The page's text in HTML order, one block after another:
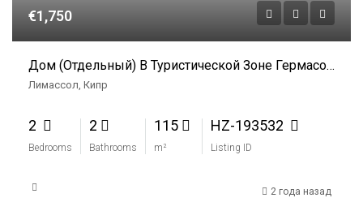
€1,750
Дом (Отдельный) В Туристической Зоне Гермасойя, Лимассол В Аренду
Лимассол, Кипр
2
Bedrooms
2
Bathrooms
115
m²
HZ-193532
Listing ID
2 года назад